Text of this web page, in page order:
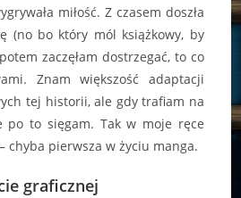
miłość. Z czasem doszła
(no bo który mól książkowy, by
zaczęłam dostrzegać, to co
Znam większość adaptacji
tej historii, ale gdy trafiam na
po to sięgam. Tak w moje ręce
– chyba pierwsza w życiu manga.
graficznej